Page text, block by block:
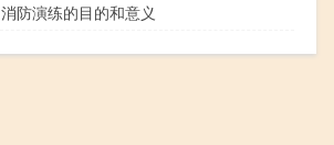
消防演练的目的和意义